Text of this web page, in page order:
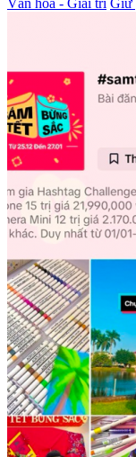
Văn hóa - Giải trí Giữ